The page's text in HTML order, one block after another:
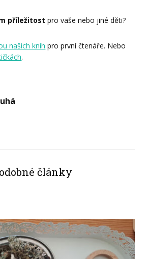
příležitost pro vaše nebo jiné děti?
našich knih pro první čtenáře. Nebo
.
články